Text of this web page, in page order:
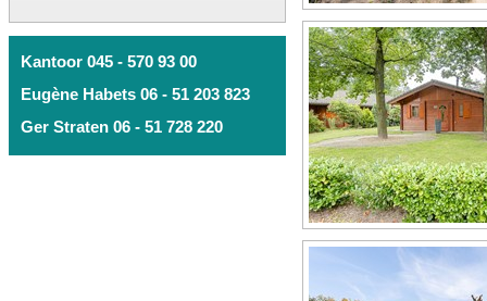
Kantoor 045 - 570 93 00
Eugène Habets 06 - 51 203 823
Ger Straten 06 - 51 728 220